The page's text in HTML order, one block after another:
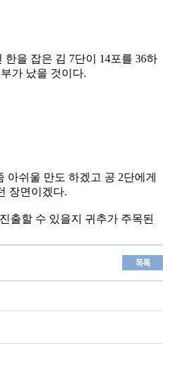
을 잡은 김 7단이 14포를 36하
가 났을 것이다.
쉬울 만도 하겠고 공 2단에게
장면이겠다.
출할 수 있을지 귀추가 주목된